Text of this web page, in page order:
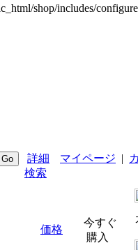
shop/includes/
詳細
検索
マイページ |
価格
今すぐ
購入